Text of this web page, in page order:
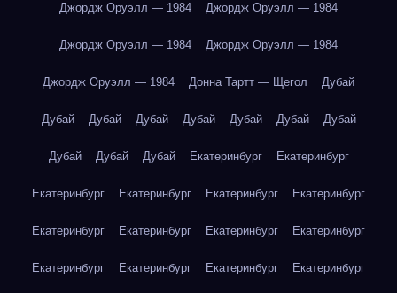
Джордж Оруэлл — 1984 Джордж Оруэлл — 1984
Джордж Оруэлл — 1984 Джордж Оруэлл — 1984
Джордж Оруэлл — 1984 Донна Тартт — Щегол Дубай
Дубай Дубай Дубай Дубай Дубай Дубай Дубай
Дубай Дубай Дубай Екатеринбург Екатеринбург
Екатеринбург Екатеринбург Екатеринбург Екатеринбург
Екатеринбург Екатеринбург Екатеринбург Екатеринбург
Екатеринбург Екатеринбург Екатеринбург Екатеринбург